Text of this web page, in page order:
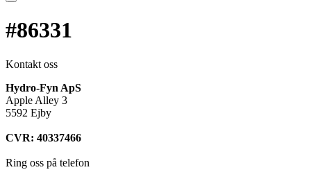
#86331
Kontakt oss
Hydro-Fyn ApS
Apple Alley 3
5592 Ejby
CVR: 40337466
Ring oss på telefon